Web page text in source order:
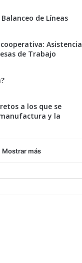
de Líneas
Asistencia
de Trabajo
a los que se
y la
Mostrar más